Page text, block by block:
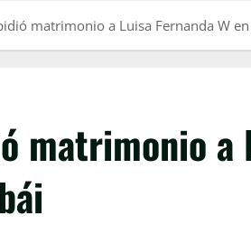
matrimonio a Luisa Fernanda W
matrimonio a